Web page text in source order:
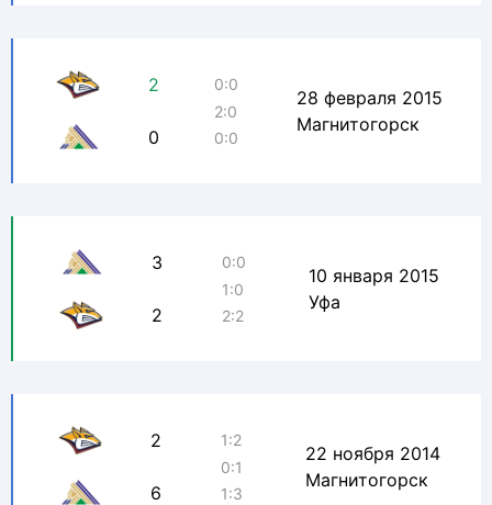
2
0
0:0
2:0
0:0
28 февраля 2015
Магнитогорск
3
2
0:0
1:0
2:2
10 января 2015
Уфа
2
6
1:2
0:1
1:3
22 ноября 2014
Магнитогорск